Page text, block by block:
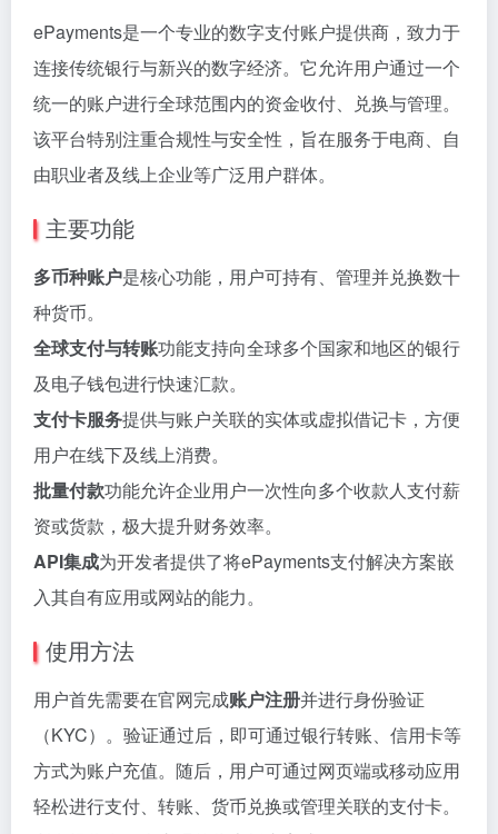
ePayments是一个专业的数字支付账户提供商，致力于
连接传统银行与新兴的数字经济。它允许用户通过一个
统一的账户进行全球范围内的资金收付、兑换与管理。
该平台特别注重合规性与安全性，旨在服务于电商、自
由职业者及线上企业等广泛用户群体。
主要功能
多币种账户是核心功能，用户可持有、管理并兑换数十
种货币。
全球支付与转账功能支持向全球多个国家和地区的银行
及电子钱包进行快速汇款。
支付卡服务提供与账户关联的实体或虚拟借记卡，方便
用户在线下及线上消费。
批量付款功能允许企业用户一次性向多个收款人支付薪
资或货款，极大提升财务效率。
API集成为开发者提供了将ePayments支付解决方案嵌
入其自有应用或网站的能力。
使用方法
用户首先需要在官网完成账户注册并进行身份验证
（KYC）。验证通过后，即可通过银行转账、信用卡等
方式为账户充值。随后，用户可通过网页端或移动应用
轻松进行支付、转账、货币兑换或管理关联的支付卡。